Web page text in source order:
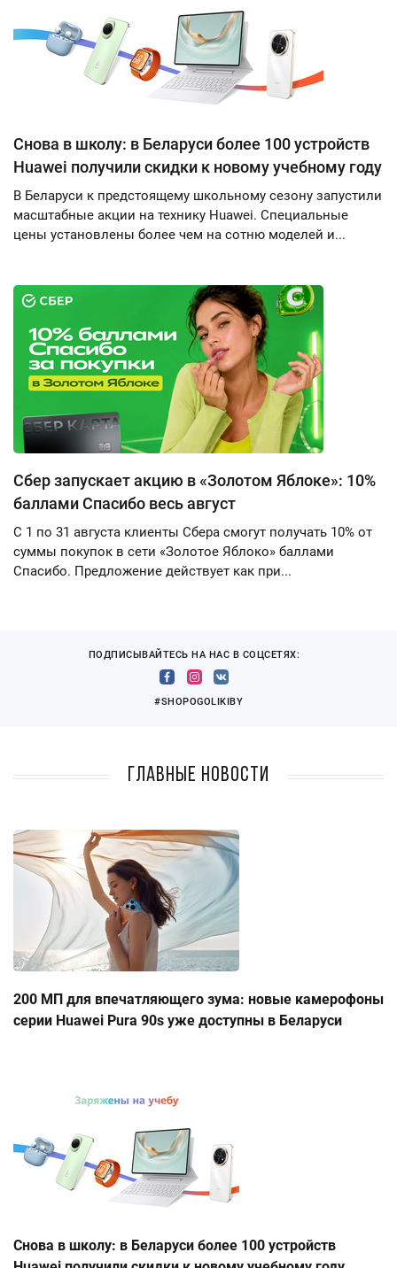
Снова в школу: в Беларуси более 100 устройств
Huawei получили скидки к новому учебному году
В Беларуси к предстоящему школьному сезону запустили
масштабные акции на технику Huawei. Специальные
цены установлены более чем на сотню моделей и...
Сбер запускает акцию в «Золотом Яблоке»: 10%
баллами Спасибо весь август
С 1 по 31 августа клиенты Сбера смогут получать 10% от
суммы покупок в сети «Золотое Яблоко» баллами
Спасибо. Предложение действует как при...
ПОДПИСЫВАЙТЕСЬ НА НАС В СОЦСЕТЯХ:
#SHOPOGOLIKIBY
Главные новости
200 МП для впечатляющего зума: новые камерофоны
серии Huawei Pura 90s уже доступны в Беларуси
Снова в школу: в Беларуси более 100 устройств